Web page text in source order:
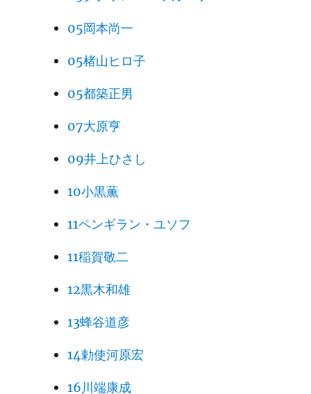
05岡本尚一
05楮山ヒロ子
05都築正男
07大原亨
09井上ひさし
10小黒薫
11ペンギラン・ユソフ
11稲賀敬二
12黒木和雄
13蜂谷道彦
14勅使河原宏
16川端康成